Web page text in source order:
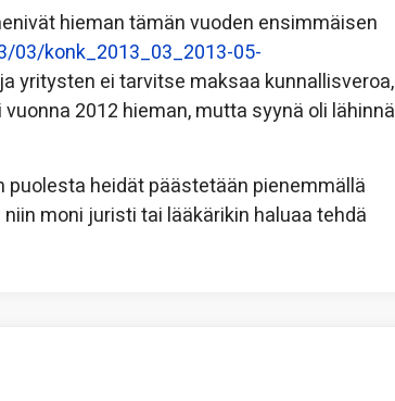
hieman tämän vuoden ensimmäisen
konk_2013_03_2013-05-
yritysten ei tarvitse maksaa kunnallisveroa,
2012 hieman, mutta syynä oli lähinnä
heidät päästetään pienemmällä
moni juristi tai lääkärikin haluaa tehdä